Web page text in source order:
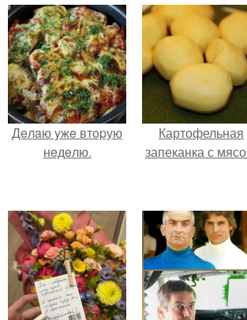
Дeлaю yжe втopую
нeдeлю.
Картофельная
запеканка с